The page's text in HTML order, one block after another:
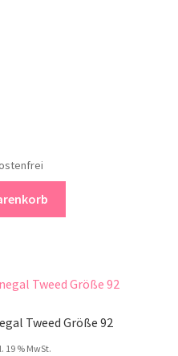
Tweed Größe 92
19 % MwSt.